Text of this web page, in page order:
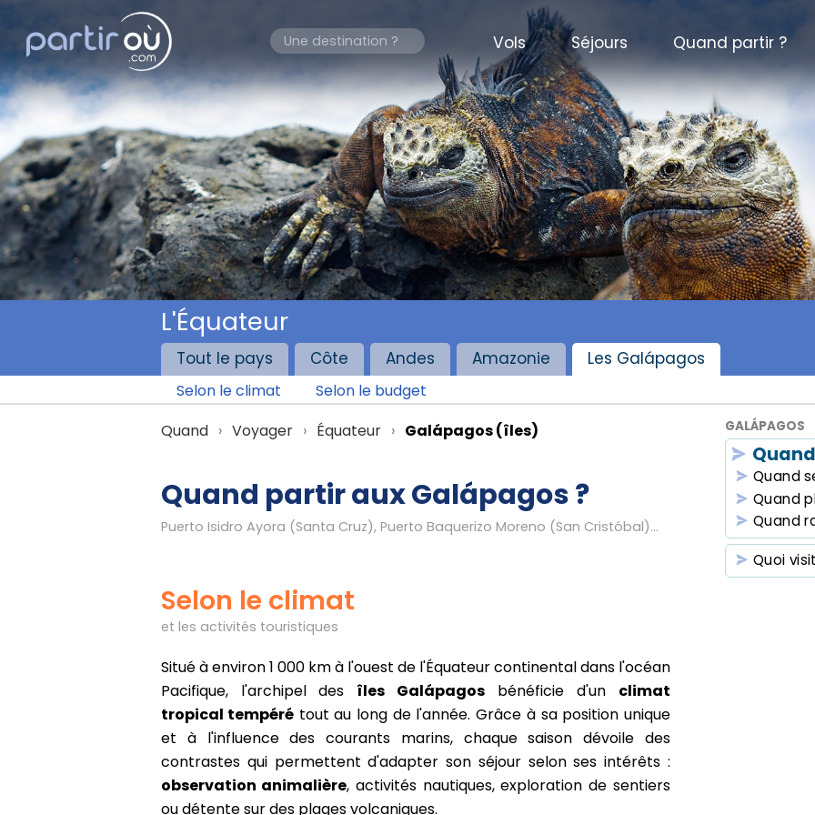
Vols Séjours Quand partir ?
L'Équateur
Tout le pays Côte Andes Amazonie Les Galápagos
Selon le climat Selon le budget
GALÁPAGOS
Quand
Quand
Quand
Quoi
Quand Voyager Équateur Galápagos (îles)
Quand partir aux Galápagos ?
Puerto Isidro Ayora (Santa Cruz), Puerto Baquerizo Moreno (San Cristóbal)...
Selon le climat
et les activités touristiques
Situé à environ 1 000 km à l'ouest de l'Équateur continental dans l'océan
Pacifique, l'archipel des îles Galápagos bénéficie d'un climat
tropical tempéré tout au long de l'année. Grâce à sa position unique
et à l'influence des courants marins, chaque saison dévoile des
contrastes qui permettent d'adapter son séjour selon ses intérêts :
observation animalière, activités nautiques, exploration de sentiers
ou détente sur des plages volcaniques.